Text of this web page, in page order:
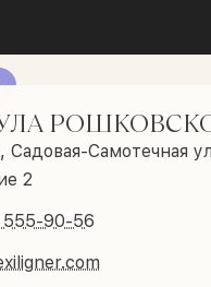
Садовая-Самотечная
2
90-56